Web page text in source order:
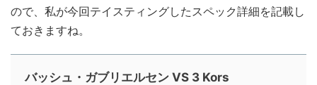
ので、私が今回テイスティングしたスペック詳細を記載し
ておきますね。
バッシュ・ガブリエルセン VS 3 Kors